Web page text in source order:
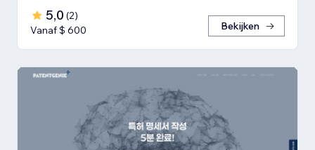
5,0 (2)
Vanaf $ 600
Bekijken